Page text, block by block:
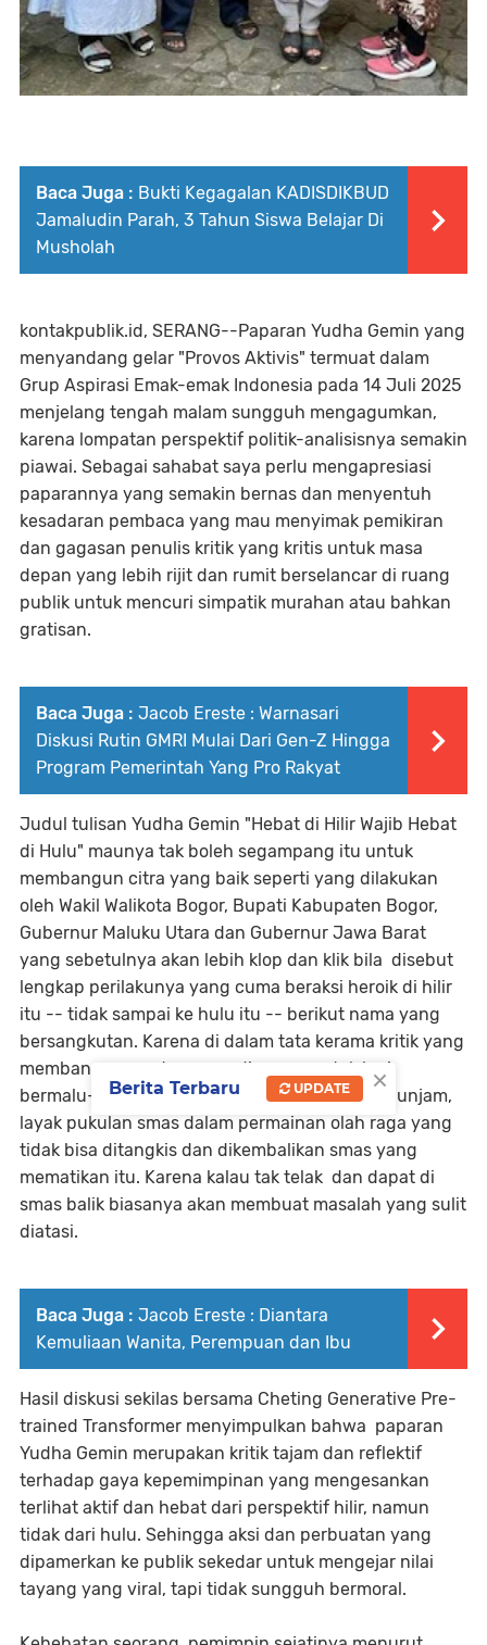
Baca Juga : Bukti Kegagalan KADISDIKBUD
Jamaludin Parah, 3 Tahun Siswa Belajar Di
Musholah
kontakpublik.id, SERANG--Paparan Yudha Gemin yang
menyandang gelar "Provos Aktivis" termuat dalam
Grup Aspirasi Emak-emak Indonesia pada 14 Juli 2025
menjelang tengah malam sungguh mengagumkan,
karena lompatan perspektif politik-analisisnya semakin
piawai. Sebagai sahabat saya perlu mengapresiasi
paparannya yang semakin bernas dan menyentuh
kesadaran pembaca yang mau menyimak pemikiran
dan gagasan penulis kritik yang kritis untuk masa
depan yang lebih rijit dan rumit berselancar di ruang
publik untuk mencuri simpatik murahan atau bahkan
gratisan.
Baca Juga : Jacob Ereste : Warnasari
Diskusi Rutin GMRI Mulai Dari Gen-Z Hingga
Program Pemerintah Yang Pro Rakyat
Judul tulisan Yudha Gemin "Hebat di Hilir Wajib Hebat
di Hulu" maunya tak boleh segampang itu untuk
membangun citra yang baik seperti yang dilakukan
oleh Wakil Walikota Bogor, Bupati Kabupaten Bogor,
Gubernur Maluku Utara dan Gubernur Jawa Barat
yang sebetulnya akan lebih klop dan klik bila disebut
lengkap perilakunya yang cuma beraksi heroik di hilir
itu -- tidak sampai ke hulu itu -- berikut nama yang
bersangkutan. Karena di dalam tata kerama kritik yang
membangun -- utamanya di era yang tak lagi
bermalu-malu sekarang ini harus lebih menghunjam,
layak pukulan smas dalam permainan olah raga yang
tidak bisa ditangkis dan dikembalikan smas yang
mematikan itu. Karena kalau tak telak dan dapat di
smas balik biasanya akan membuat masalah yang sulit
diatasi.
Baca Juga : Jacob Ereste : Diantara
Kemuliaan Wanita, Perempuan dan Ibu
Hasil diskusi sekilas bersama Cheting Generative Pre-
trained Transformer menyimpulkan bahwa paparan
Yudha Gemin merupakan kritik tajam dan reflektif
terhadap gaya kepemimpinan yang mengesankan
terlihat aktif dan hebat dari perspektif hilir, namun
tidak dari hulu. Sehingga aksi dan perbuatan yang
dipamerkan ke publik sekedar untuk mengejar nilai
tayang yang viral, tapi tidak sungguh bermoral.
×
Berita Terbaru UPDATE